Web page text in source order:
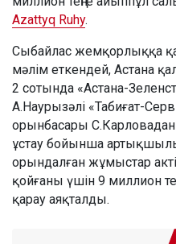
Azattyq Ruhy.
Сыбайлас жемқорлыққа
мәлім еткендей, Астана
2 сотында «Астана-
А.Наурызәлі «Табиғат-
орынбасары
ұстау бойынша
орындалған жұмыстар
қойғаны үшін 9 миллион
қарау аяқталды.